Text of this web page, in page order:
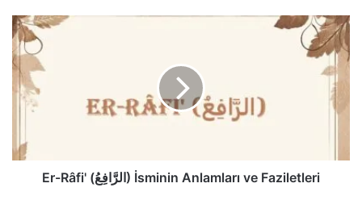
Er-
Râfi'
(الرَّافِعُ)
İsminin
Anlamları
ve
Er-Râfi' (الرَّافِعُ) İsminin Anlamları ve Faziletleri